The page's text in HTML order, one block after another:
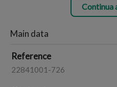
spaziose e confortevoli
totale relax. Inoltre, vi è un
altre due camere da letto e un
ospitare amici o familiari in
Da qui si accede ad un uscita
esterno. L'intera casa è curata
Continua
Main data
Reference
22841001-726